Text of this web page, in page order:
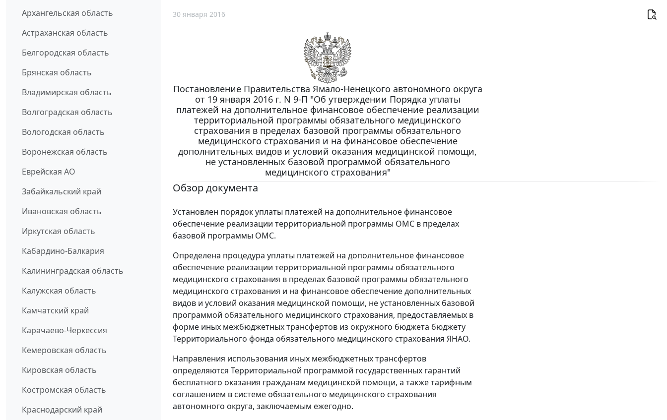
Архангельская область
Астраханская область
Белгородская область
Брянская область
Владимирская область
Волгоградская область
Вологодская область
Воронежская область
Еврейская АО
Забайкальский край
Ивановская область
Иркутская область
Кабардино-Балкария
Калининградская область
Калужская область
Камчатский край
Карачаево-Черкессия
Кемеровская область
Кировская область
Костромская область
Краснодарский край
30 января 2016
Постановление Правительства Ямало-Ненецкого автономного округа
от 19 января 2016 г. N 9-П "Об утверждении Порядка уплаты
платежей на дополнительное финансовое обеспечение реализации
территориальной программы обязательного медицинского
страхования в пределах базовой программы обязательного
медицинского страхования и на финансовое обеспечение
дополнительных видов и условий оказания медицинской помощи,
не установленных базовой программой обязательного
медицинского страхования"
Обзор документа
Установлен порядок уплаты платежей на дополнительное финансовое
обеспечение реализации территориальной программы ОМС в пределах
базовой программы ОМС.
Определена процедура уплаты платежей на дополнительное финансовое
обеспечение реализации территориальной программы обязательного
медицинского страхования в пределах базовой программы обязательного
медицинского страхования и на финансовое обеспечение дополнительных
видов и условий оказания медицинской помощи, не установленных базовой
программой обязательного медицинского страхования, предоставляемых в
форме иных межбюджетных трансфертов из окружного бюджета бюджету
Территориального фонда обязательного медицинского страхования ЯНАО.
Направления использования иных межбюджетных трансфертов
определяются Территориальной программой государственных гарантий
бесплатного оказания гражданам медицинской помощи, а также тарифным
соглашением в системе обязательного медицинского страхования
автономного округа, заключаемым ежегодно.